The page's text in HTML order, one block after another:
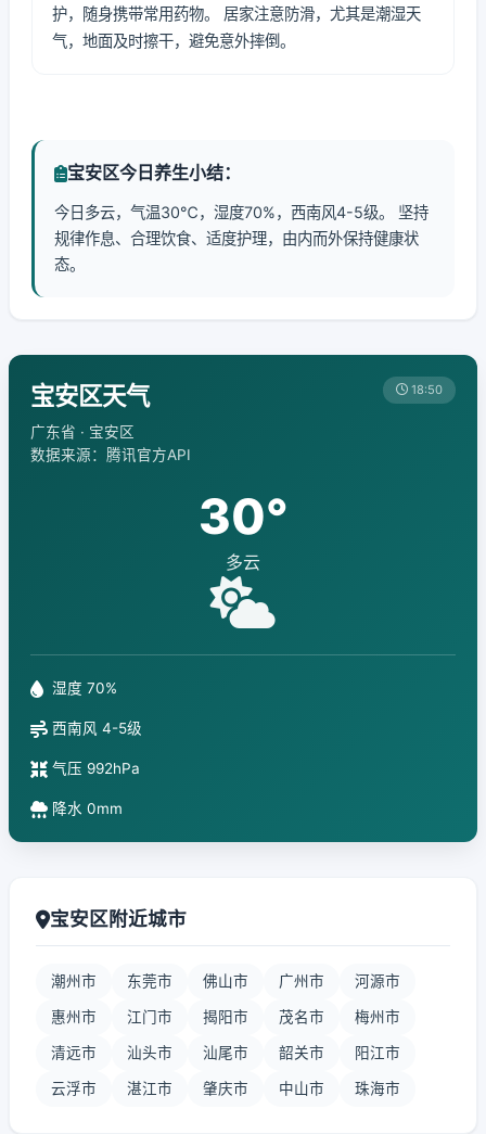
护，随身携带常用药物。 居家注意防滑，尤其是潮湿天
气，地面及时擦干，避免意外摔倒。
宝安区今日养生小结：
今日多云，气温30℃，湿度70%，西南风4-5级。 坚持
规律作息、合理饮食、适度护理，由内而外保持健康状
态。
宝安区天气
广东省 · 宝安区
数据来源：腾讯官方API
18:50
30°
多云
湿度 70%
西南风 4-5级
气压 992hPa
降水 0mm
宝安区附近城市
潮州市 东莞市 佛山市 广州市 河源市
惠州市 江门市 揭阳市 茂名市 梅州市
清远市 汕头市 汕尾市 韶关市 阳江市
云浮市 湛江市 肇庆市 中山市 珠海市